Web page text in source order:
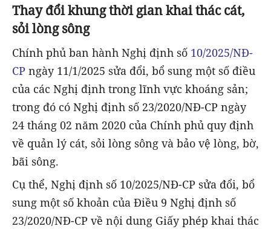
Thay đổi khung thời gian khai thác cát,
sỏi lòng sông
Chính phủ ban hành Nghị định số 10/2025/NĐ-
CP ngày 11/1/2025 sửa đổi, bổ sung một số điều
của các Nghị định trong lĩnh vực khoáng sản;
trong đó có Nghị định số 23/2020/NĐ-CP ngày
24 tháng 02 năm 2020 của Chính phủ quy định
về quản lý cát, sỏi lòng sông và bảo vệ lòng, bờ,
bãi sông.
Cụ thể, Nghị định số 10/2025/NĐ-CP sửa đổi, bổ
sung một số khoản của Điều 9 Nghị định số
23/2020/NĐ-CP về nội dung Giấy phép khai thác